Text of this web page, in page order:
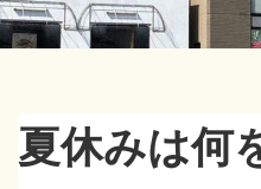
夏休みは何